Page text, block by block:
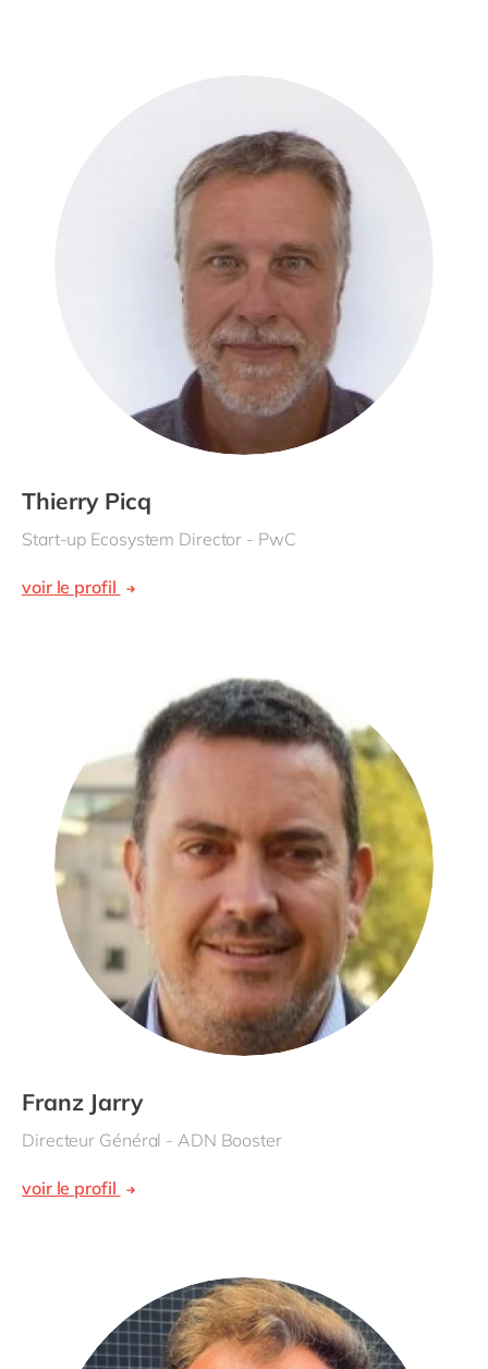
Thierry Picq
Start-up Ecosystem Director - PwC
voir le profil
Franz Jarry
Directeur Général - ADN Booster
voir le profil